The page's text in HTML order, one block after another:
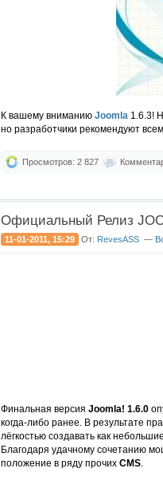
К вашему вниманию Joomla 1.6.3!
но разработчики рекомендуют
Просмотров: 2 827
Официальный Релиз
11-01-2011, 15:29 От: RevesASS —
Финальная версия Joomla! 1.6.0
когда-либо ранее. В результате
лёгкостью создавать как
Благодаря удачному сочетанию
положение в ряду прочих CMS.